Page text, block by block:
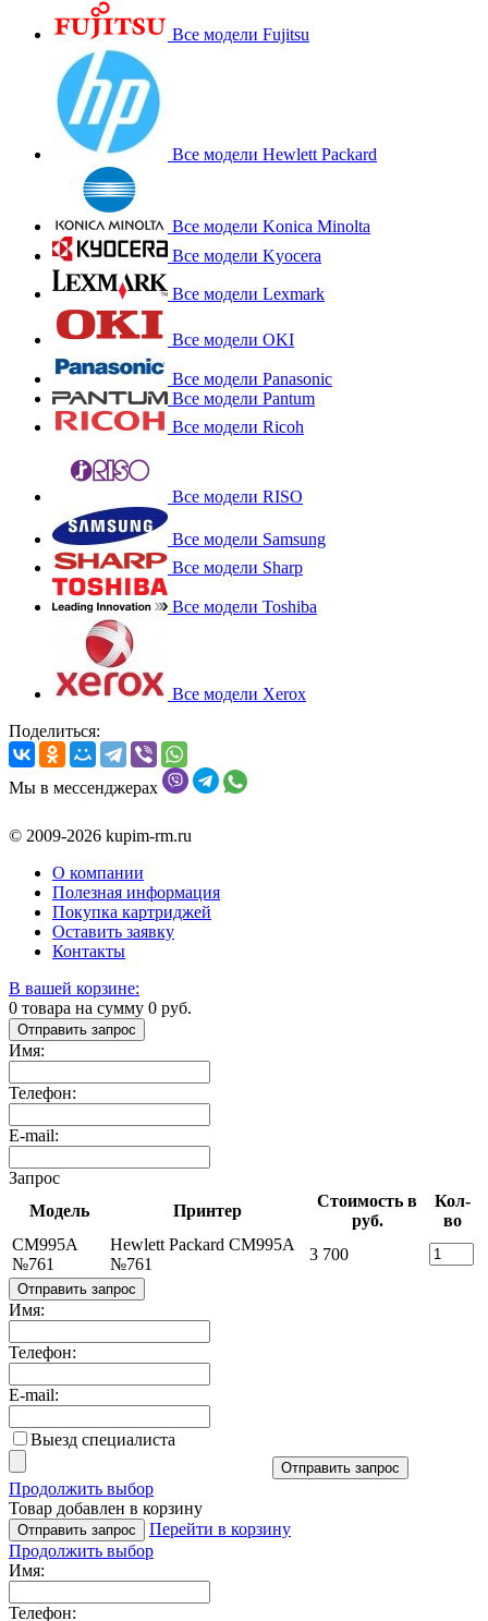
Все модели Fujitsu
Все модели Hewlett Packard
Все модели Konica Minolta
Все модели Kyocera
Все модели Lexmark
Все модели OKI
Все модели Panasonic
Все модели Pantum
Все модели Ricoh
Все модели RISO
Все модели Samsung
Все модели Sharp
Все модели Toshiba
Все модели Xerox
Поделиться:
Мы в мессенджерах
© 2009-2026 kupim-rm.ru
О компании
Полезная информация
Покупка картриджей
Оставить заявку
Контакты
В вашей корзине:
0 товара на сумму 0 руб.
Отправить запрос
Имя:
Телефон:
E-mail:
Запрос
Модель
Принтер
Стоимость в
руб.
Кол-
во
CM995A
№761
Hewlett Packard CM995A
№761
3 700
Отправить запрос
Имя:
Телефон:
E-mail:
Выезд специалиста
Отправить запрос
Продолжить выбор
Товар добавлен в корзину
Отправить запрос
Перейти в корзину
Продолжить выбор
Имя:
Телефон: